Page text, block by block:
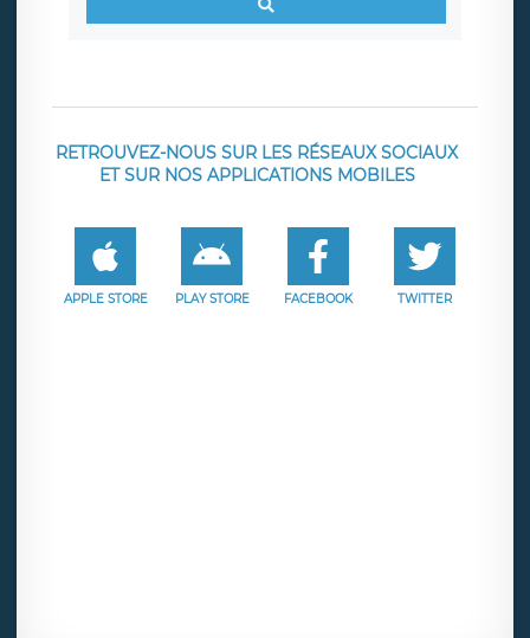
RETROUVEZ-NOUS SUR LES RÉSEAUX SOCIAUX
ET SUR NOS APPLICATIONS MOBILES
APPLE STORE PLAY STORE FACEBOOK TWITTER